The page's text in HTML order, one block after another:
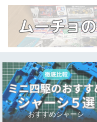
おすすめシャーシ